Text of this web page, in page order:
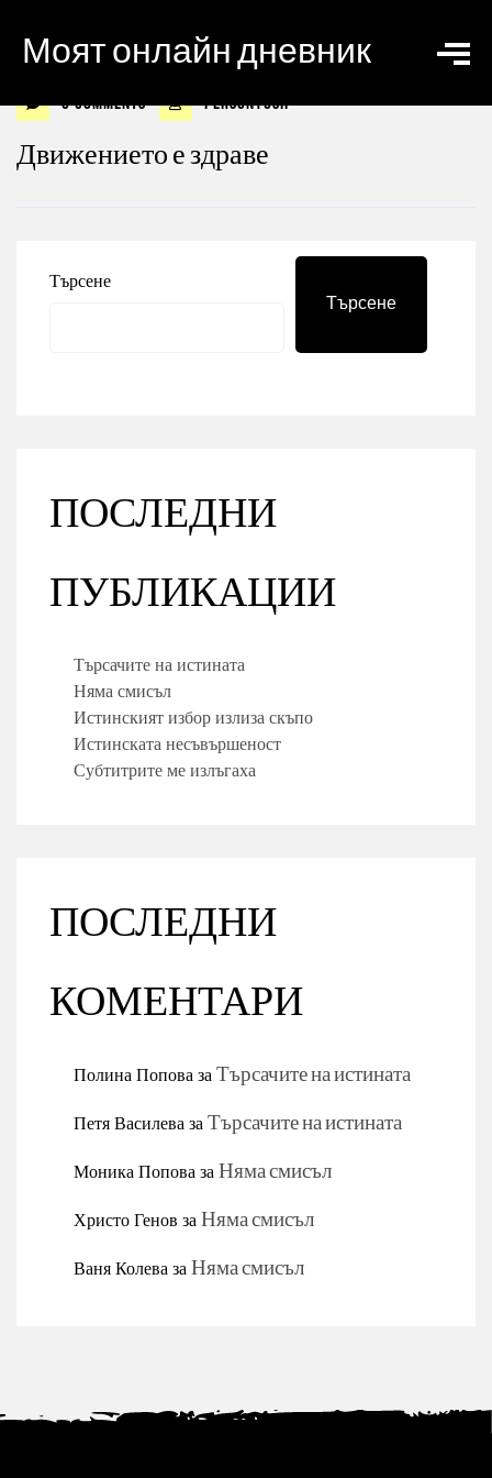
Моят онлайн дневник
0 Comments personyosif
Движението е здраве
Търсене
Търсене
ПОСЛЕДНИ
ПУБЛИКАЦИИ
Търсачите на истината
Няма смисъл
Истинският избор излиза скъпо
Истинската несъвършеност
Субтитрите ме излъгаха
ПОСЛЕДНИ
КОМЕНТАРИ
Полина ПоповазаТърсачите на истината
Петя ВасилевазаТърсачите на истината
Моника ПоповазаНяма смисъл
Христо ГеновзаНяма смисъл
Ваня КолевазаНяма смисъл